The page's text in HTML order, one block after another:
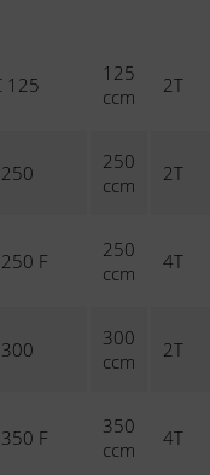
125
125
ccm
2T
250
250
ccm
2T
250 F
250
ccm
4T
300
300
ccm
2T
350 F
350
ccm
4T